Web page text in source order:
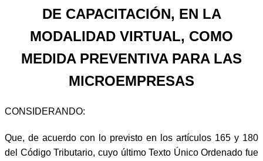
DE CAPACITACIÓN, EN LA
MODALIDAD VIRTUAL, COMO
MEDIDA PREVENTIVA PARA LAS
MICROEMPRESAS
CONSIDERANDO:
Que, de acuerdo con lo previsto en los artículos 165 y 180
del Código Tributario, cuyo último Texto Único Ordenado fue